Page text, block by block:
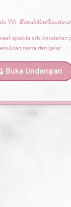
Yth. Bapak/Ibu/
apabila ada kesalahan
nama dan gelar
Buka Undangan
Jam
00
Menit
Save to Calendar